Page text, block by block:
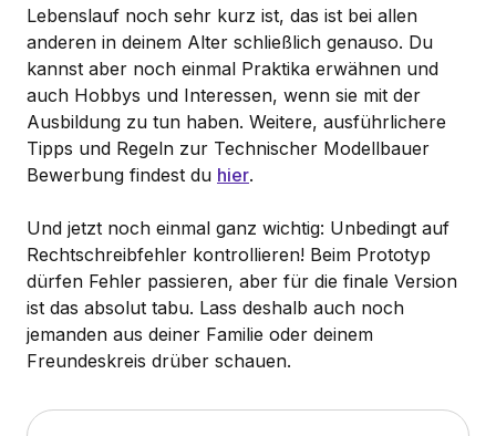
Lebenslauf noch sehr kurz ist, das ist bei allen
anderen in deinem Alter schließlich genauso. Du
kannst aber noch einmal Praktika erwähnen und
auch Hobbys und Interessen, wenn sie mit der
Ausbildung zu tun haben. Weitere, ausführlichere
Tipps und Regeln zur Technischer Modellbauer
Bewerbung findest du hier.
Und jetzt noch einmal ganz wichtig: Unbedingt auf
Rechtschreibfehler kontrollieren! Beim Prototyp
dürfen Fehler passieren, aber für die finale Version
ist das absolut tabu. Lass deshalb auch noch
jemanden aus deiner Familie oder deinem
Freundeskreis drüber schauen.